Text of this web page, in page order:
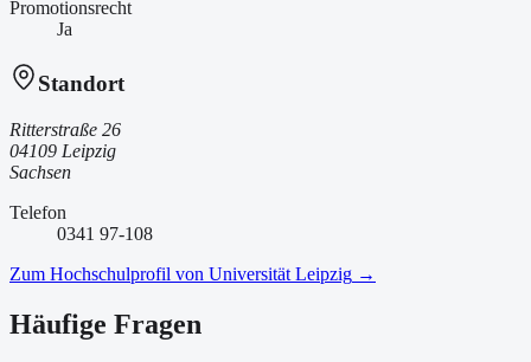
Promotionsrecht
Ja
Standort
Ritterstraße 26
04109 Leipzig
Sachsen
Telefon
0341 97-108
Zum Hochschulprofil von Universität Leipzig →
Häufige Fragen